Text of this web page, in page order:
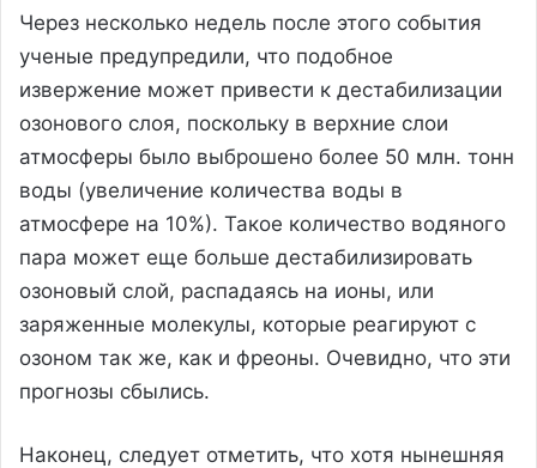
Через несколько недель после этого события
ученые предупредили, что подобное
извержение может привести к дестабилизации
озонового слоя, поскольку в верхние слои
атмосферы было выброшено более 50 млн. тонн
воды (увеличение количества воды в
атмосфере на 10%). Такое количество водяного
пара может еще больше дестабилизировать
озоновый слой, распадаясь на ионы, или
заряженные молекулы, которые реагируют с
озоном так же, как и фреоны. Очевидно, что эти
прогнозы сбылись.
Наконец, следует отметить, что хотя нынешняя